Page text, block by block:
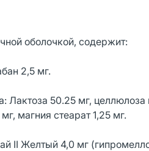
оболочкой, содержит:
2,5 мг.
Лактоза 50.25 мг,
магния стеарат 1,25 мг.
II Желтый 4,0 мг